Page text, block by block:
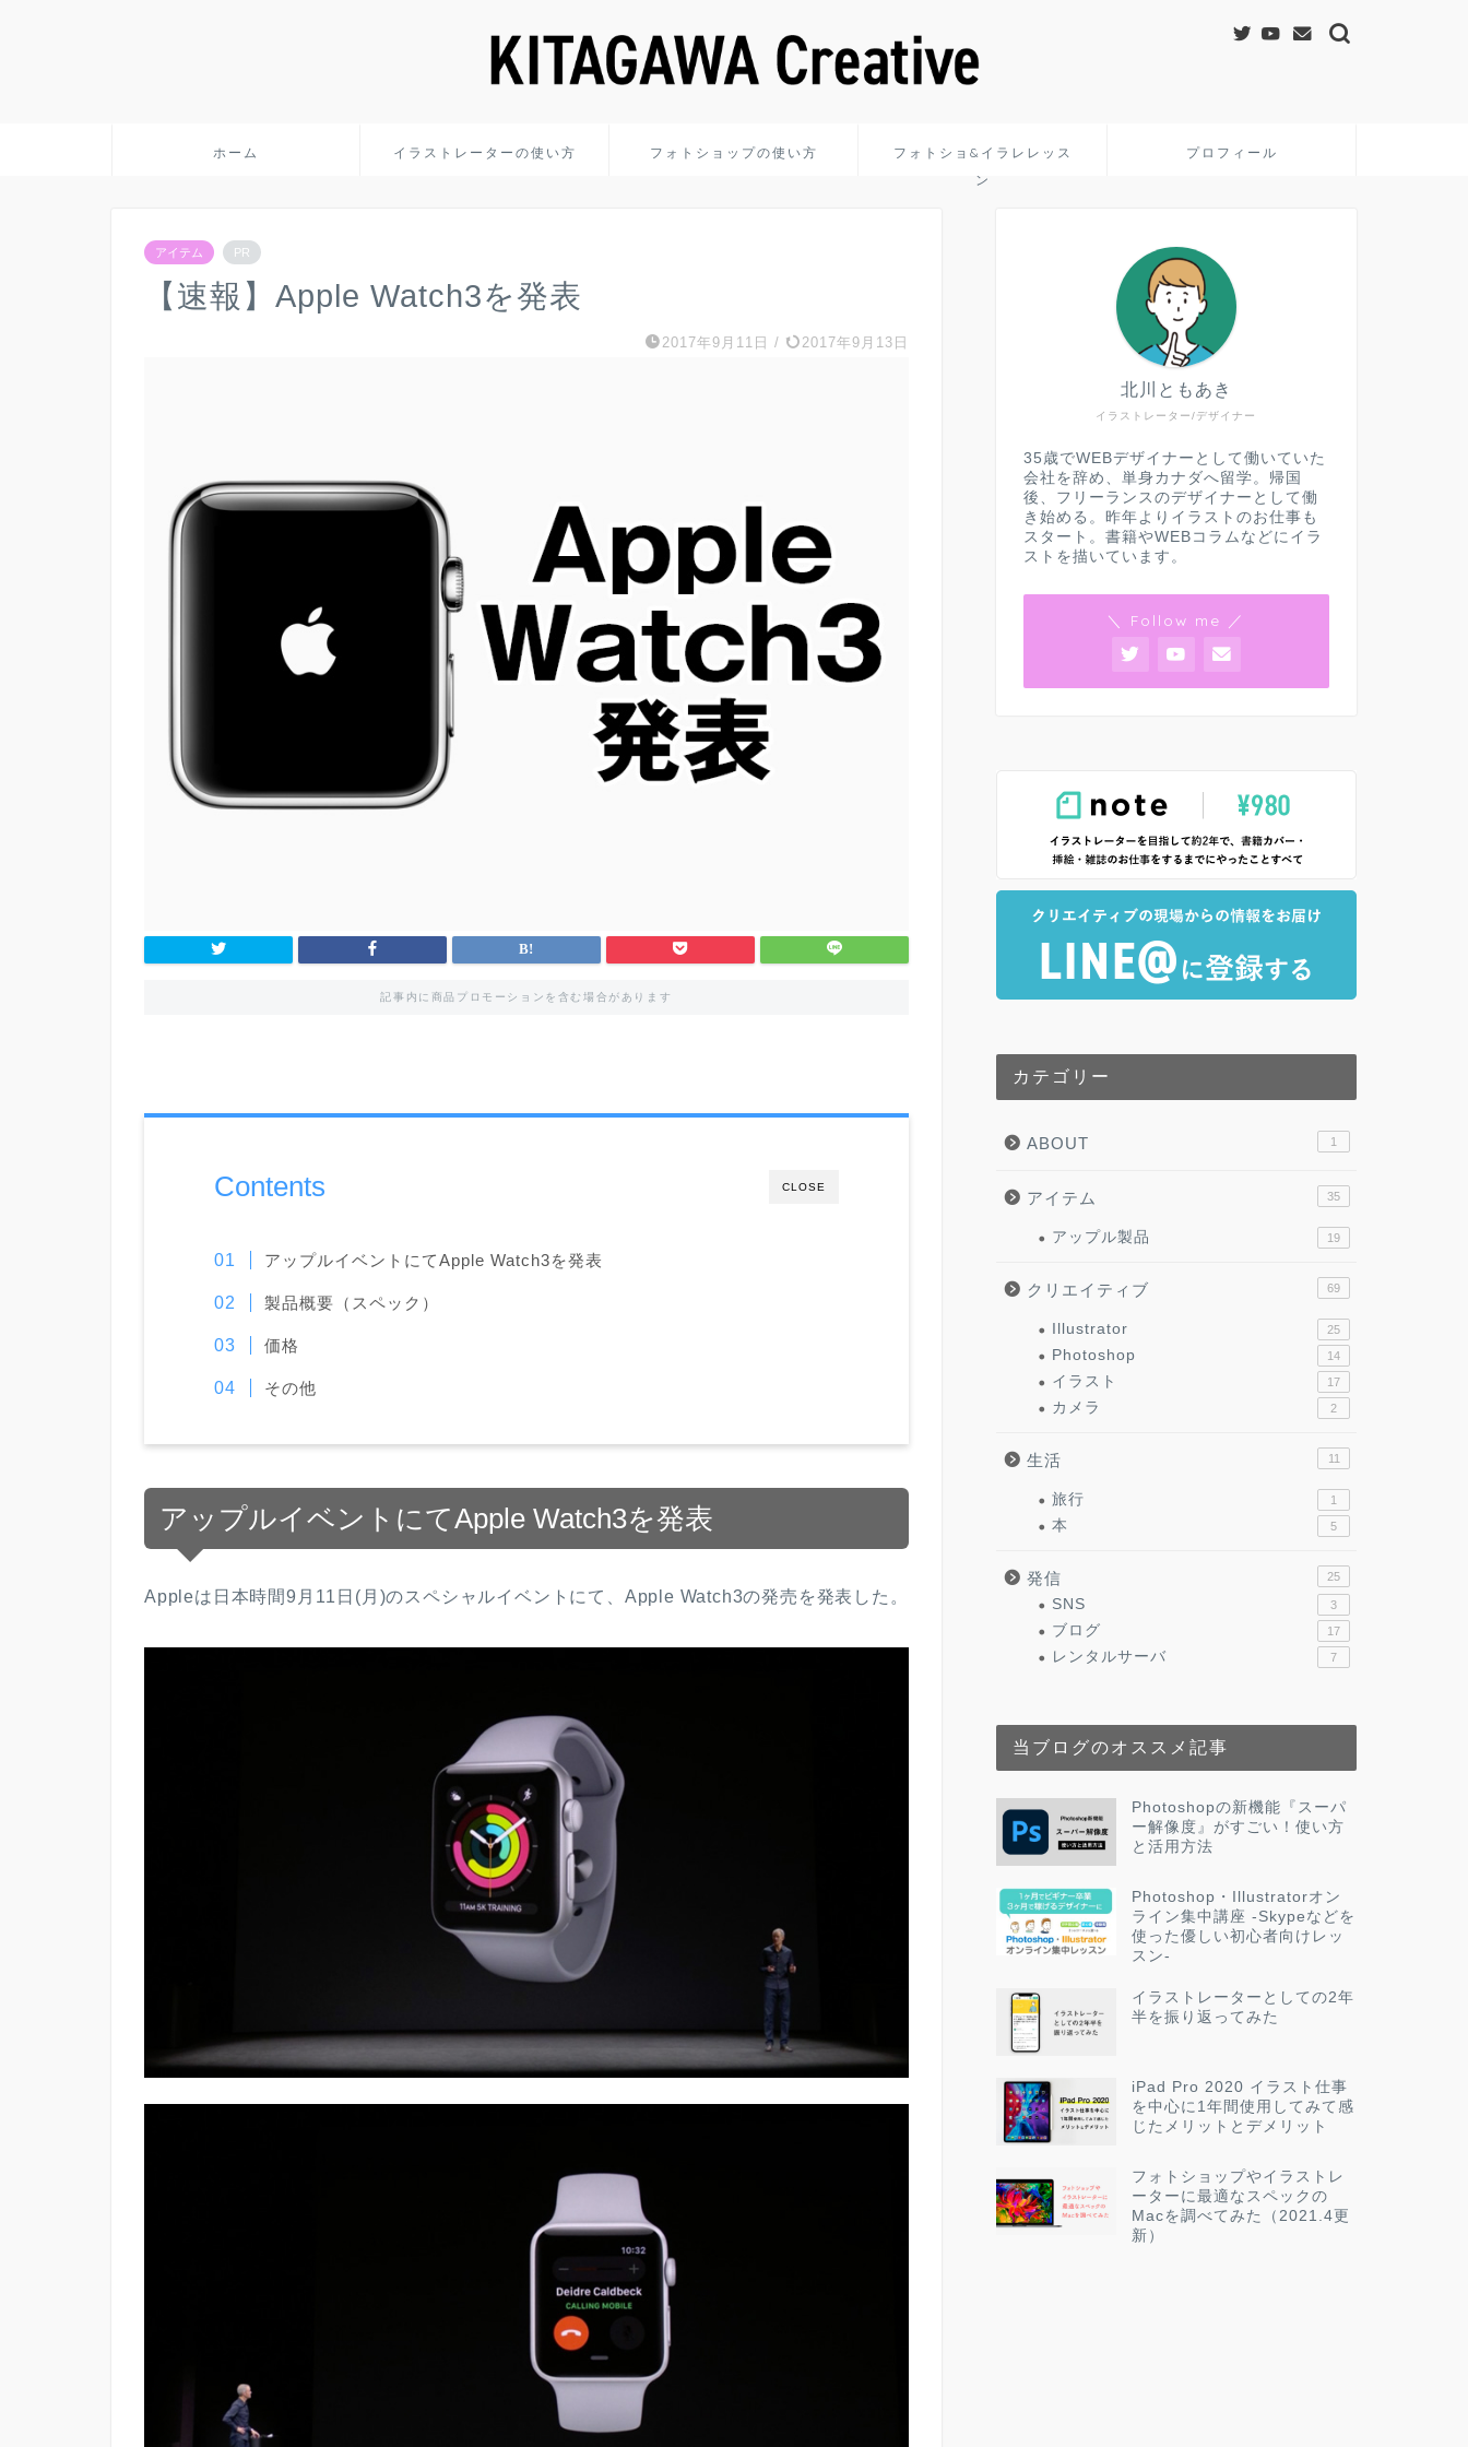
ホーム イラストレーターの使い方 フォトショップの使い方
フォトショ&イラレレッス
ン
プロフィール
アイテム PR
【速報】Apple Watch3を発表
2017年9月11日 / 2017年9月13日
記事内に商品プロモーションを含む場合があります
CLOSE
Contents
アップルイベントにてApple Watch3を発表
製品概要（スペック）
価格
その他
アップルイベントにてApple Watch3を発表
Appleは日本時間9月11日(月)のスペシャルイベントにて、Apple Watch3の発売を発表した。
イラストレーター/デザイナー
北川ともあき
35歳でWEBデザイナーとして働いていた
会社を辞め、単身カナダへ留学。帰国
後、フリーランスのデザイナーとして働
き始める。昨年よりイラストのお仕事も
スタート。書籍やWEBコラムなどにイラ
ストを描いています。
＼ Follow me ／
カテゴリー
ABOUT 1
アイテム 35
アップル製品 19
クリエイティブ 69
Illustrator 25
Photoshop 14
イラスト 17
カメラ 2
生活 11
旅行 1
本 5
発信 25
SNS 3
ブログ 17
レンタルサーバ 7
当ブログのオススメ記事
Photoshopの新機能『スーパ
ー解像度』がすごい！使い方
と活用方法
Photoshop・Illustratorオン
ライン集中講座 -Skypeなどを
使った優しい初心者向けレッ
スン-
イラストレーターとしての2年
半を振り返ってみた
iPad Pro 2020 イラスト仕事
を中心に1年間使用してみて感
じたメリットとデメリット
フォトショップやイラストレ
ーターに最適なスペックの
Macを調べてみた（2021.4更
新）